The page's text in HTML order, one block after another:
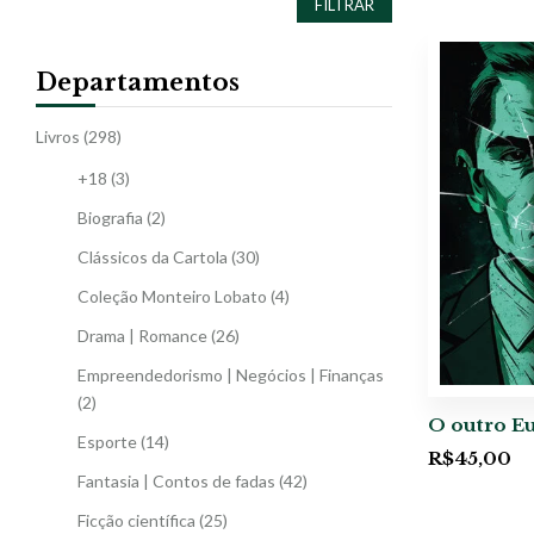
FILTRAR
Departamentos
Livros (298)
+18 (3)
Biografia (2)
Clássicos da Cartola (30)
Coleção Monteiro Lobato (4)
Drama | Romance(26)
Empreendedorismo | Negócios | Finanças
(2)
Esporte(14)
Fantasia | Contos de fadas (42)
Ficção científica (25)
O outro
R$45,00